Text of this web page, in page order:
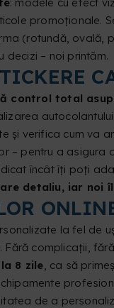
promoționale.
(rotundă, ovală,
decizi – noi printăm.
control total
și verifica cum va
– pentru a asigura
încât îți poți
detaliu, iar noi
la fel de
Fără complicații,
8 zile, ca să
de a